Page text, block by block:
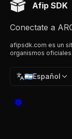
Afip SDK
Conectate a
afipsdk.com es un
organismos oficiales.
🇦🇷Español